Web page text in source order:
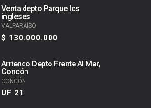
Venta depto Parque los
ingleses
VALPARAÍSO
$ 130.000.000
Arriendo Depto Frente Al Mar,
Concón
CONCÓN
UF 21